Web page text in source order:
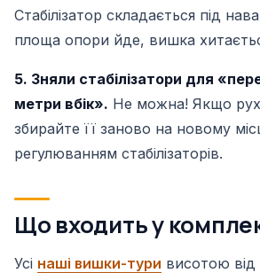
Стабілізатор складається під
площа опори йде, вишка
5. Зняли стабілізатори для
метри вбік». Не можна! Якщо
збирайте її заново на новому
регулюванням стабілізаторів.
Що входить у
Усі наші вишки-тури висотою